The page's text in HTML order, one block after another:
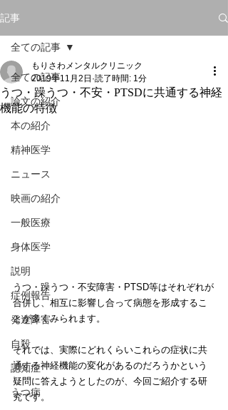
記事
全ての記事
論文の紹介
本の紹介
精神医学
ニュース
映画の紹介
一般医療
身体医学
説明
症例報告
発達障害
自殺
認知症
うつ病
全ての記事
うつ・躁うつ・不安・PTSDに共通する神経
機能の特徴
もりさわメンタルクリニック
2019年11月2日 読了時間: 1分
うつ・躁うつ・不安障害・PTSD等はそれぞれが
合併し、相互に影響し合って病態を形成するこ
とが多くみられます。
それでは、実際にどれくらいこれらの症状に共
通する神経機能の変化があるのだろうかという
疑問に答えようとしたのが、今回ご紹介する研
究です。